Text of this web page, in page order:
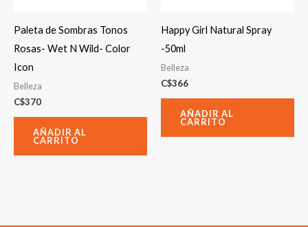
Paleta de Sombras Tonos
Rosas- Wet N Wild- Color
Icon
Belleza
C$370
AÑADIR AL
CARRITO
Happy Girl Natural Spray
-50ml
Belleza
C$366
AÑADIR AL
CARRITO